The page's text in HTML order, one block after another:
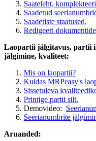
Saateleht,
Saadetud
Saadetiste staatused.
Redigeeri
Laopartii jälgitavus, partii
jälgimine, kvaliteet:
Mis on laopartii?
Kuidas MRPeasy's
Sissetuleva
Printige partii silt.
Demovideo:
Seerianumbrite
Aruanded: